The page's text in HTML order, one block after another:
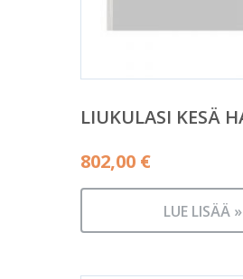
LIUKULASI KESÄ
802,00 €
LUE LISÄÄ »